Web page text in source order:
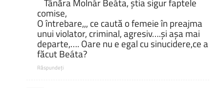
comise,
O întrebare,,, ce caută o femeie în preajma
unui violator, criminal, agresiv….și așa mai
departe,…. Oare nu e egal cu sinucidere,ce a
făcut Beáta?
Răspundeți